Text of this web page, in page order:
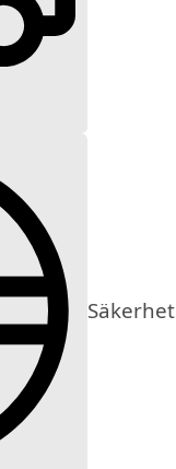
Säkerhet